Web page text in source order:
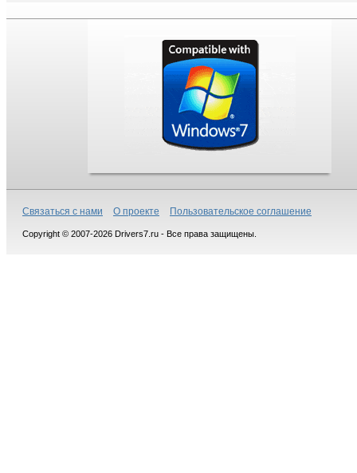
Связаться с нами О проекте Пользовательское соглашение
Copyright © 2007-2026 Drivers7.ru - Все права защищены.